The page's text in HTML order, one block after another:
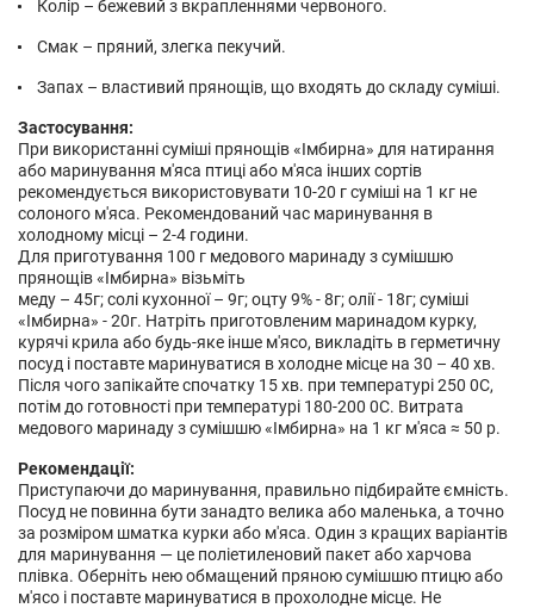
Колір – бежевий з вкрапленнями червоного.
Смак – пряний, злегка пекучий.
Запах – властивий прянощів, що входять до складу суміші.
Застосування:
При використанні суміші прянощів «Імбирна» для натирання
або маринування м'яса птиці або м'яса інших сортів
рекомендується використовувати 10-20 г суміші на 1 кг не
солоного м'яса. Рекомендований час маринування в
холодному місці – 2-4 години.
Для приготування 100 г медового маринаду з сумішшю
прянощів «Імбирна» візьміть
меду – 45г; солі кухонної – 9г; оцту 9% - 8г; олії - 18г; суміші
«Імбирна» - 20г. Натріть приготовленим маринадом курку,
курячі крила або будь-яке інше м'ясо, викладіть в герметичну
посуд і поставте маринуватися в холодне місце на 30 – 40 хв.
Після чого запікайте спочатку 15 хв. при температурі 250 0С,
потім до готовності при температурі 180-200 0С. Витрата
медового маринаду з сумішшю «Імбирна» на 1 кг м'яса ≈ 50 р.
Рекомендації:
Приступаючи до маринування, правильно підбирайте ємність.
Посуд не повинна бути занадто велика або маленька, а точно
за розміром шматка курки або м'яса. Один з кращих варіантів
для маринування — це поліетиленовий пакет або харчова
плівка. Оберніть нею обмащений пряною сумішшю птицю або
м'ясо і поставте маринуватися в прохолодне місце. Не